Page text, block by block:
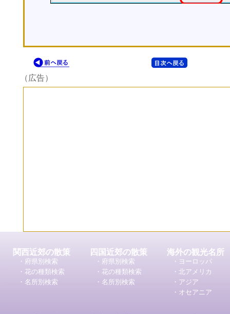
（広告）
関西近郊の散策 四国近郊の散策 海外の観光名所
・府県別検索 ・府県別検索
・ヨーロッパ
・花の種類検索
・花の種類検索
・北アメリカ
・名所別検索
・名所別検索
・アジア
・オセアニア